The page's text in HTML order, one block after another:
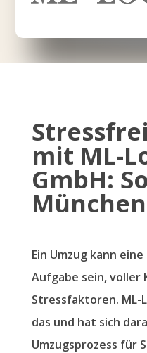
mit ML-
GmbH:
München
Ein Umzug kann
Aufgabe sein, voller
Stressfaktoren. ML-
das und hat sich
Umzugsprozess für